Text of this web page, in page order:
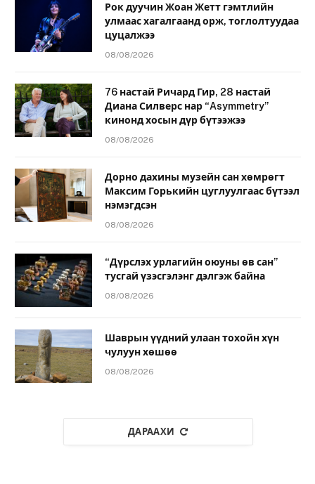
Рок дуучин Жоан Жетт гэмтлийн
улмаас хагалгаанд орж, тоглолтуудаа
цуцалжээ
08/08/2026
76 настай Ричард Гир, 28 настай
Диана Силверс нар “Asymmetry”
кинонд хосын дүр бүтээжээ
08/08/2026
Дорно дахины музейн сан хөмрөгт
Максим Горькийн цуглуулгаас бүтээл
нэмэгдсэн
08/08/2026
“Дүрслэх урлагийн оюуны өв сан”
тусгай үзэсгэлэнг дэлгэж байна
08/08/2026
Шаврын үүдний улаан тохойн хүн
чулуун хөшөө
08/08/2026
ДАРААХИ